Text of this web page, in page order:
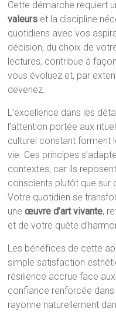
Cette démarche requiert
valeurs et la discipline
quotidiens avec vos
décision, du choix de
lectures, contribue à
vous évoluez et, par
devenez.
L’excellence dans les
l’attention portée aux
culturel constant forment
vie. Ces principes
contextes, car ils
conscients plutôt que sur
Votre quotidien se
uneœuvre d’art vivante,
et de votre quête
Les bénéfices de cette
simple satisfaction
résilience accrue face
confiance renforcée
rayonne naturellement